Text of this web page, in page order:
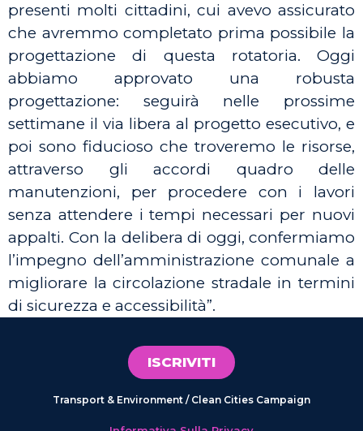
presenti molti cittadini, cui avevo assicurato
che avremmo completato prima possibile la
progettazione di questa rotatoria. Oggi
abbiamo approvato una robusta
progettazione: seguirà nelle prossime
settimane il via libera al progetto esecutivo, e
poi sono fiducioso che troveremo le risorse,
attraverso gli accordi quadro delle
manutenzioni, per procedere con i lavori
senza attendere i tempi necessari per nuovi
appalti. Con la delibera di oggi, confermiamo
l’impegno dell’amministrazione comunale a
migliorare la circolazione stradale in termini
di sicurezza e accessibilità”.
ISCRIVITI
Transport & Environment / Clean Cities Campaign